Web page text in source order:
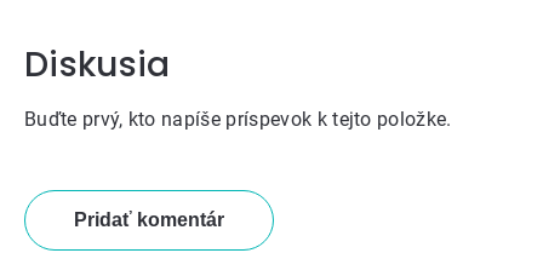
Diskusia
Buďte prvý, kto napíše príspevok k tejto položke.
Pridať komentár